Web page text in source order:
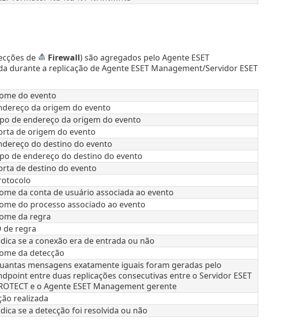
de Firewall) são agregados pelo Agente ESET
a replicação de Agente ESET Management/Servidor ESET
do evento
da origem do evento
de endereço da origem do evento
de origem do evento
do destino do evento
de endereço do destino do evento
de destino do evento
da conta de usuário associada ao evento
do processo associado ao evento
da regra
de regra
se a conexão era de entrada ou não
da detecção
mensagens exatamente iguais foram geradas pelo
entre duas replicações consecutivas entre o Servidor ESET
e o Agente ESET Management gerente
realizada
se a detecção foi resolvida ou não